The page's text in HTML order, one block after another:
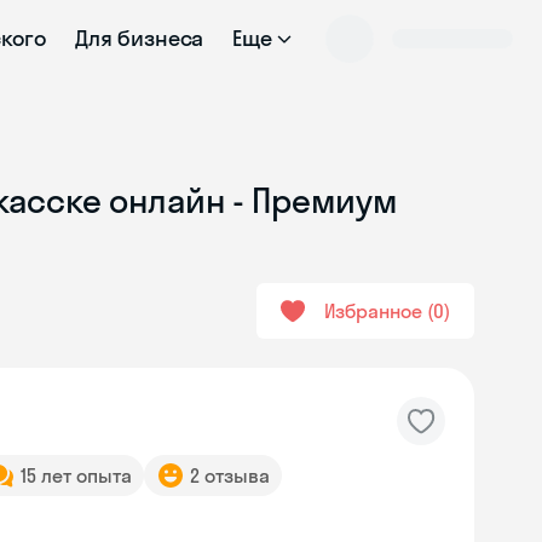
Для бизнеса Еще
онлайн - Премиум
Избранное 0
15 лет опыта 2 отзыва